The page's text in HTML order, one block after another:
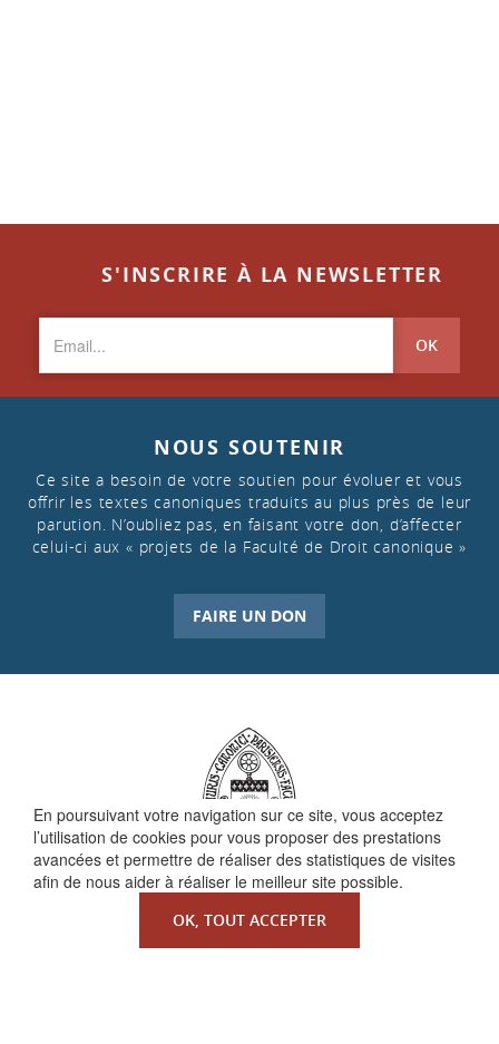
En poursuivant votre navigation sur ce site, vous acceptez
l’utilisation de cookies pour vous proposer des prestations
avancées et permettre de réaliser des statistiques de visites
afin de nous aider à réaliser le meilleur site possible.
OK, TOUT ACCEPTER
S'INSCRIRE À LA NEWSLETTER
OK
NOUS SOUTENIR
Ce site a besoin de votre soutien pour évoluer et vous
offrir les textes canoniques traduits au plus près de leur
parution. N’oubliez pas, en faisant votre don, d’affecter
celui-ci aux « projets de la Faculté de Droit canonique »
FAIRE UN DON
QUI SOMMES-NOUS ?
La Faculté de Droit canonique